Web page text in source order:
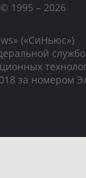
1995 – 2026
(«СиНьюс»)
за номером